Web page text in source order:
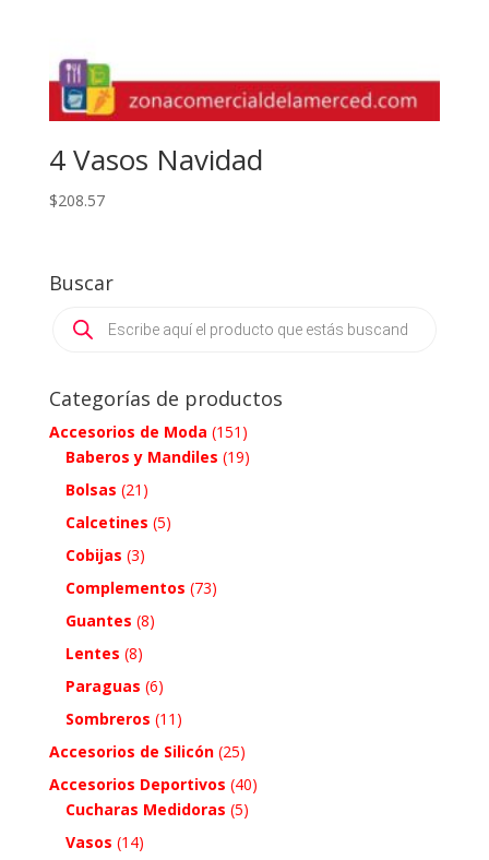
4 Vasos Navidad
$208.57
Buscar
search
Categorías de productos
Accesorios de Moda (151)
Baberos y Mandiles (19)
Bolsas (21)
Calcetines (5)
Cobijas (3)
Complementos (73)
Guantes (8)
Lentes (8)
Paraguas (6)
Sombreros (11)
Accesorios de Silicón (25)
Accesorios Deportivos (40)
Cucharas Medidoras (5)
Vasos (14)